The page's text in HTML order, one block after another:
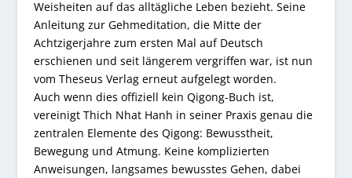
Weisheiten auf das alltägliche Leben bezieht. Seine
Anleitung zur Gehmeditation, die Mitte der
Achtzigerjahre zum ersten Mal auf Deutsch
erschienen und seit längerem vergriffen war, ist nun
vom Theseus Verlag erneut aufgelegt worden.
Auch wenn dies offiziell kein Qigong-Buch ist,
vereinigt Thich Nhat Hanh in seiner Praxis genau die
zentralen Elemente des Qigong: Bewusstheit,
Bewegung und Atmung. Keine komplizierten
Anweisungen, langsames bewusstes Gehen, dabei